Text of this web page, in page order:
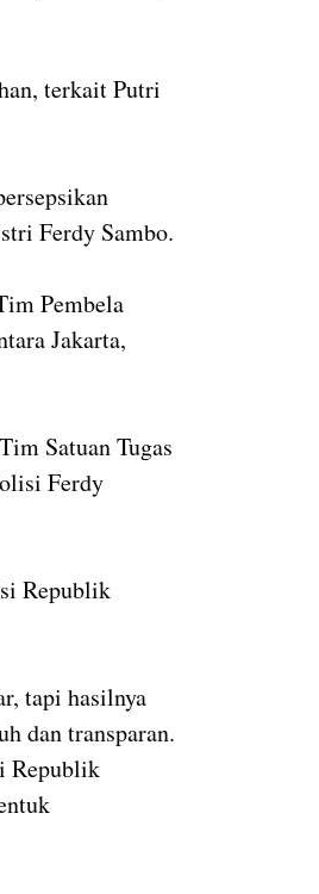
terkait Putri
Ferdy Sambo.
Pembela
Jakarta,
Satuan Tugas
Ferdy
Republik
tapi hasilnya
dan transparan.
Republik